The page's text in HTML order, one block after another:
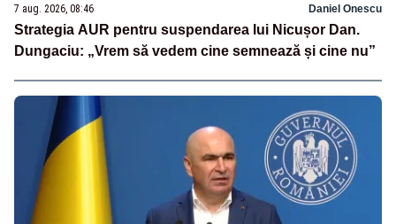
7 aug. 2026, 08:46 Daniel Onescu
Strategia AUR pentru suspendarea lui Nicușor Dan.
Dungaciu: „Vrem să vedem cine semnează și cine nu”